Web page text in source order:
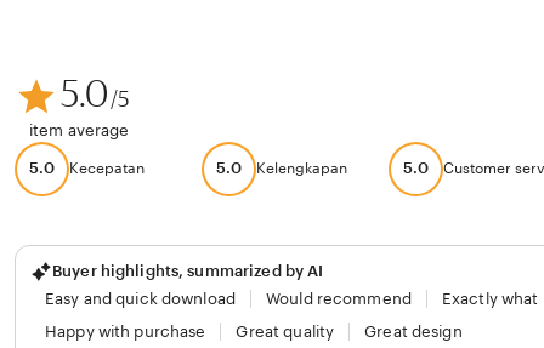
5.0/5
item average
5.0 Kecepatan 5.0 Kelengkapan 5.0 Customer
Buyer highlights, summarized by AI
Easy and quick download
Would recommend
Exactly what
Happy with purchase
Great quality Great design